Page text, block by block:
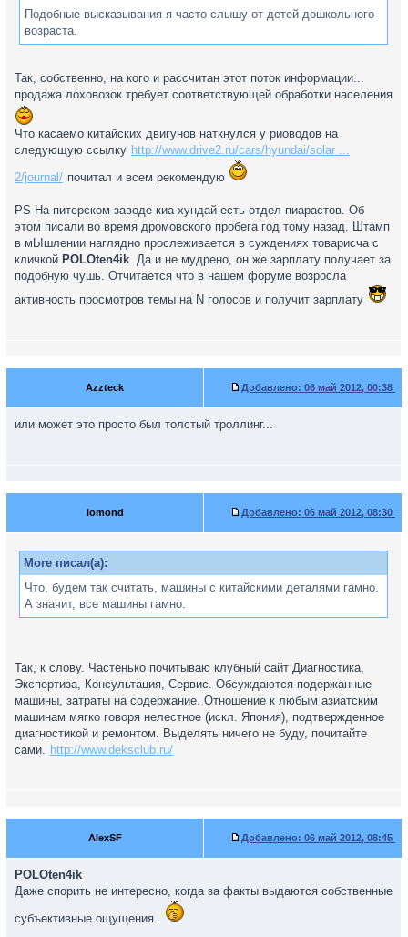
Подобные высказывания я часто слышу от детей дошкольного
возраста.
Так, собственно, на кого и рассчитан этот поток информации...
продажа лоховозок требует соответствующей обработки населения
Что касаемо китайских двигунов наткнулся у риоводов на
следующую ссылку http://www.drive2.ru/cars/hyundai/solar ...
2/journal/ почитал и всем рекомендую
PS На питерском заводе киа-хундай есть отдел пиарастов. Об
этом писали во время дромовского пробега год тому назад. Штамп
в мЫшлении наглядно прослеживается в суждениях товарисча с
кличкой POLOten4ik. Да и не мудрено, он же зарплату получает за
подобную чушь. Отчитается что в нашем форуме возросла
активность просмотров темы на N голосов и получит зарплату
Azzteck Добавлено: 06 май 2012, 00:38
или может это просто был толстый троллинг...
lomond Добавлено: 06 май 2012, 08:30
More писал(а):
Что, будем так считать, машины с китайскими деталями гамно.
А значит, все машины гамно.
Так, к слову. Частенько почитываю клубный сайт Диагностика,
Экспертиза, Консультация, Сервис. Обсуждаются подержанные
машины, затраты на содержание. Отношение к любым азиатским
машинам мягко говоря нелестное (искл. Япония), подтвержденное
диагностикой и ремонтом. Выделять ничего не буду, почитайте
сами. http://www.deksclub.ru/
AlexSF Добавлено: 06 май 2012, 08:45
POLOten4ik
Даже спорить не интересно, когда за факты выдаются собственные
субъективные ощущения.